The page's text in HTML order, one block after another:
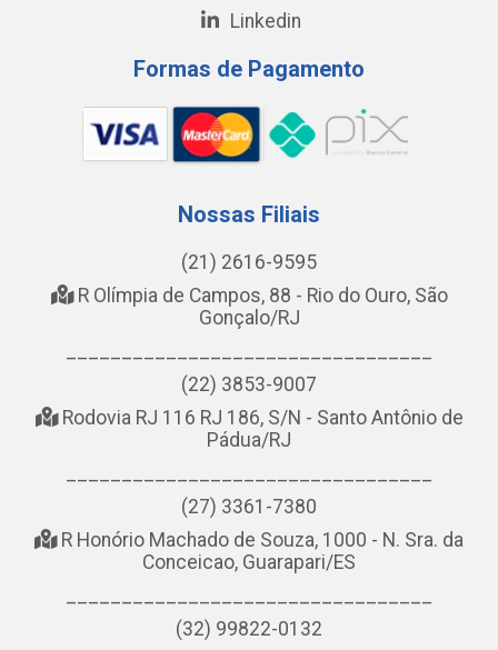
Linkedin
Formas de Pagamento
Nossas Filiais
(21) 2616-9595
R Olímpia de Campos, 88 - Rio do Ouro, São
Gonçalo/RJ
(22) 3853-9007
Rodovia RJ 116 RJ 186, S/N - Santo Antônio de
Pádua/RJ
(27) 3361-7380
R Honório Machado de Souza, 1000 - N. Sra. da
Conceicao, Guarapari/ES
(32) 99822-0132